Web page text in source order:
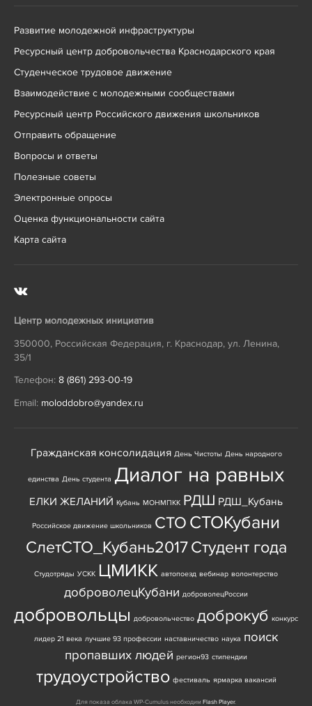
Развитие молодежной инфраструктуры
Ресурсный центр добровольчества Краснодарского края
Студенческое трудовое движение
Взаимодействие с молодежными сообществами
Ресурсный центр Российского движения школьников
Отправить обращение
Вопросы и ответы
Полезные советы
Электронные опросы
Оценка функциональности сайта
Карта сайта
Центр молодежных инициатив
350000, Российская Федерация, г. Краснодар, ул. Ленина,
35/1
Телефон: 8 (861) 293-00-19
Email: moloddobro@yandex.ru
Гражданская консолидация День Чистоты День народного
единства День студента Диалог на равных
ЕЛКИ ЖЕЛАНИЙ Кубань МОНМПКК РДШ РДШ_Кубань
Российское движение школьников СТО СТОКубани
СлетСТО_Кубань2017Студент года
Студотряды УСКК ЦМИКК автопоезд вебинар волонтерство
доброволецКубани доброволецРоссии
добровольцы добровольчество доброкуб конкурс
лидер 21 века лучшие 93 профессии наставничество наука поиск
пропавших людей регион93 стипендии
трудоустройство фестиваль ярмарка вакансий
Для показа облака WP-Cumulus необходим Flash Player.